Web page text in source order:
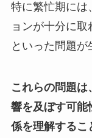
特に繁忙期には
ョンが十分に
といった問題が
これらの問題
響を及ぼす可能
係を理解するこ